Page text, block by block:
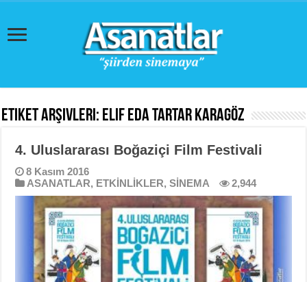
Etiket Arşivleri: Elif Eda Tartar Karagöz
4. Uluslararası Boğaziçi Film Festivali
8 Kasım 2016
ASANATLAR, ETKİNLİKLER,SİNEMA 2,944